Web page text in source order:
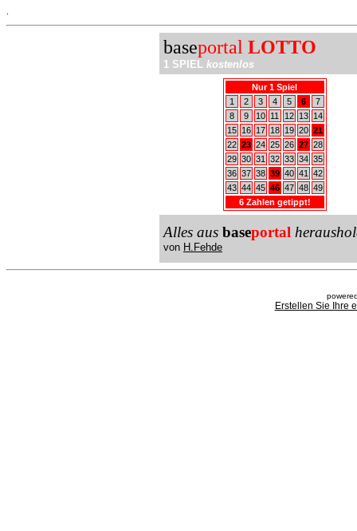
baseportal LOTTO
1 SPIEL kostenlos
Nur 1 Spiel
1
2 3 4 5 6
7
8
9 10 11 12 13
14
15
16 17 18 19 20 21
22 23 24 25 26 27 28
29 30 31 32 33 34 35
36 37 38 39 40 41
42
43 44 45 46 47 48 49
6 Zahlen getippt!
Alles aus baseportal
von H.Fehde
Erstellen Sie Ihre